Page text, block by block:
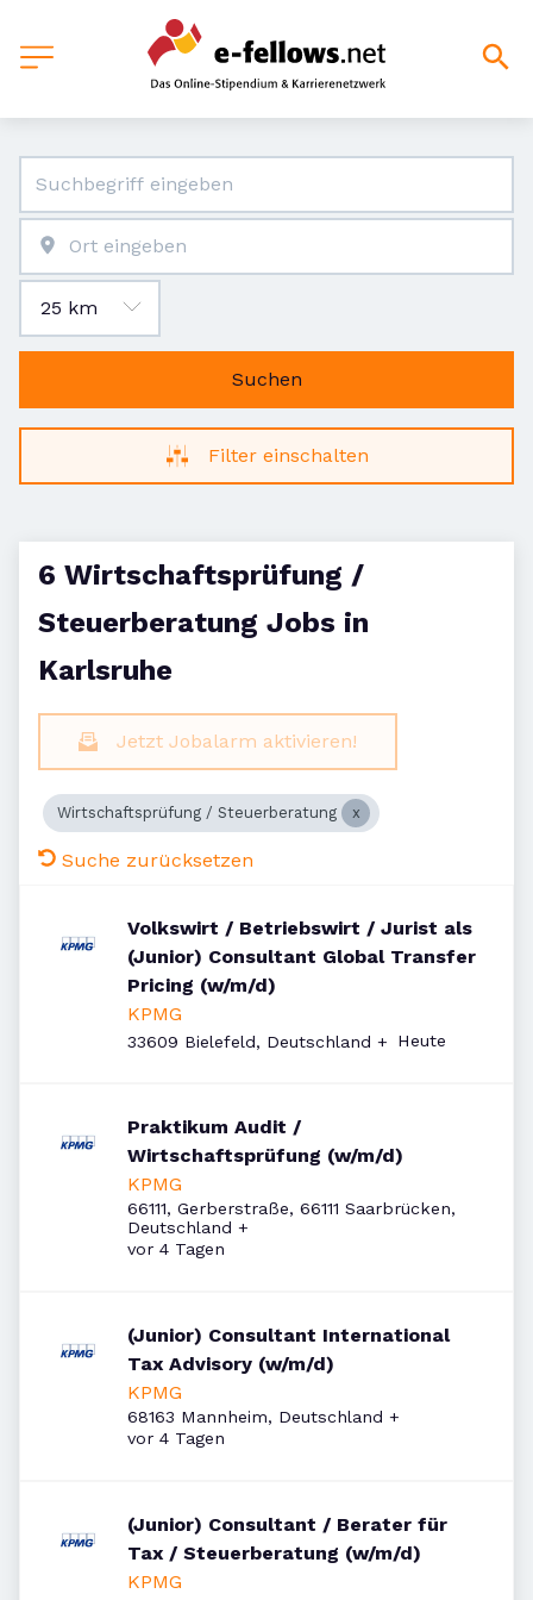
Suchen
Filter einschalten
6 Wirtschaftsprüfung /
Steuerberatung Jobs in
Karlsruhe
Jetzt Jobalarm aktivieren!
Wirtschaftsprüfung / Steuerberatung
Suche zurücksetzen
Volkswirt / Betriebswirt / Jurist als
(Junior) Consultant Global Transfer
Pricing (w/m/d)
KPMG
33609 Bielefeld, Deutschland + Veröffentlicht
Heute
Praktikum Audit /
Wirtschaftsprüfung (w/m/d)
KPMG
66111, Gerberstraße, 66111 Saarbrücken,
Deutschland +
Veröffentlicht
vor 4 Tagen
(Junior) Consultant International
Tax Advisory (w/m/d)
KPMG
68163 Mannheim, Deutschland +
Veröffentlicht
vor 4 Tagen
(Junior) Consultant / Berater für
Tax / Steuerberatung (w/m/d)
KPMG